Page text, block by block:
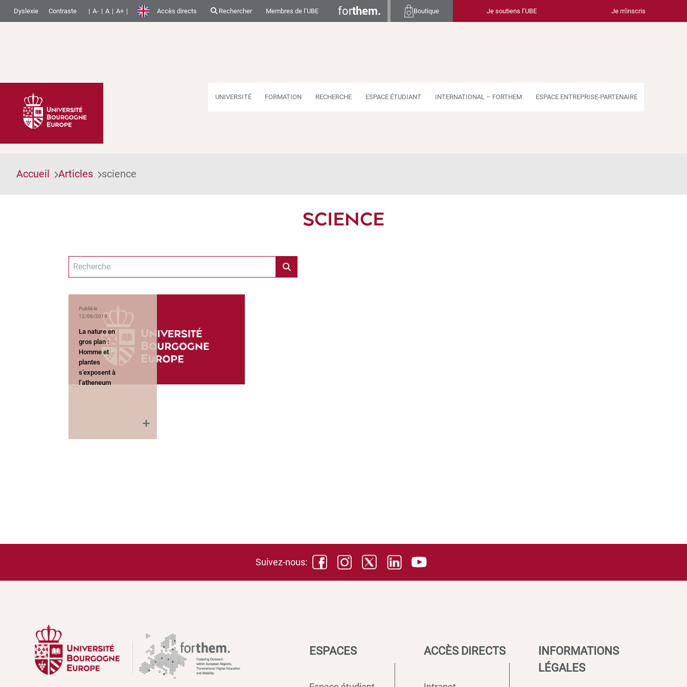
Dyslexie Contraste A- A A+ Accès directs Rechercher Membres de l’UBE forthem. Boutique Je soutiens l’UBE Je m'inscris
UNIVERSITÉ FORMATION RECHERCHE ESPACE ÉTUDIANT INTERNATIONAL – FORTHEM ESPACE ENTREPRISE-PARTENAIRE
Accueil Articles science
SCIENCE
Publié le
12/06/2019
La nature en
gros plan :
Homme et
plantes
s’exposent à
l’atheneum
Suivez-nous:
ESPACES ACCÈS DIRECTS
INFORMATIONS
LÉGALES